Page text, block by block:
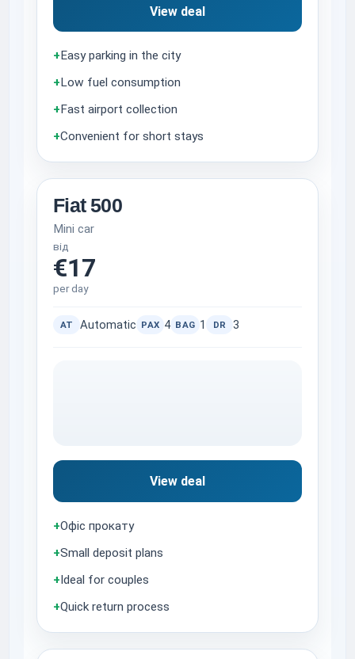
View deal
+ Easy parking in the city
+ Low fuel consumption
+ Fast airport collection
+Convenient for short stays
Fiat 500
Mini car
від
€17
per day
AT Automatic PAX 4 BAG 1 DR 3
View deal
+Офіс прокату
+Small deposit plans
+Ideal for couples
+Quick return process